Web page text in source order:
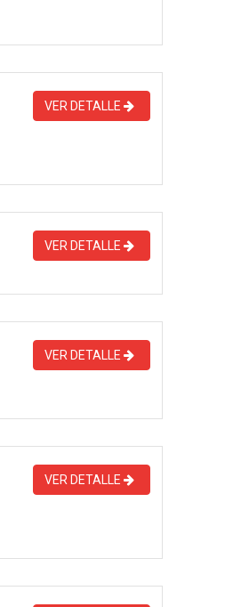
VER DETALLE
VER DETALLE
VER DETALLE
VER DETALLE